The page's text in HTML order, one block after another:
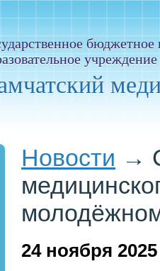
Новости →
24ноября 2025